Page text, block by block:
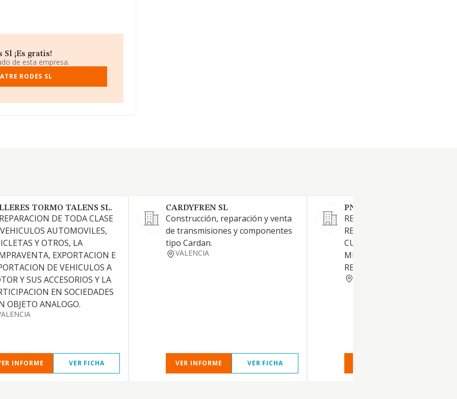
¡Es gratis!
de esta empresa.
RODES SL
TORMO TALENS SL.
DE TODA CLASE
AUTOMOVILES,
Y OTROS, LA
EXPORTACION E
DE VEHICULOS A
Y SUS ACCESORIOS Y LA
EN SOCIEDADES
OBJETO ANALOGO.
INFORME VER FICHA
CARDYFREN SL
Construcción, reparación y venta
de transmisiones y componentes
tipo Cardan.
VALENCIA
VER INFORME VER FICHA
PNEUMATICS TALENS SL
RECAUCHADO Y
RECONSTRUCCION DE
CUBIERTAS. Y EL COMERCIO
MENOR DE ACCESORIOS Y
RECAMBIOS DE VEHICULOS.